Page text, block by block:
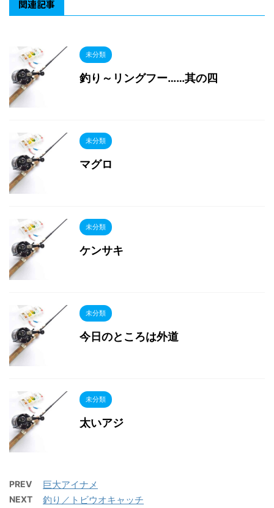
関連記事
未分類
釣り～リングフー……其の四
未分類
マグロ
未分類
ケンサキ
未分類
今日のところは外道
未分類
太いアジ
PREV 巨大アイナメ
NEXT 釣り／トビウオキャッチ